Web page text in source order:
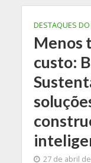
DESTAQUES
Menos
custo:
27 de abril